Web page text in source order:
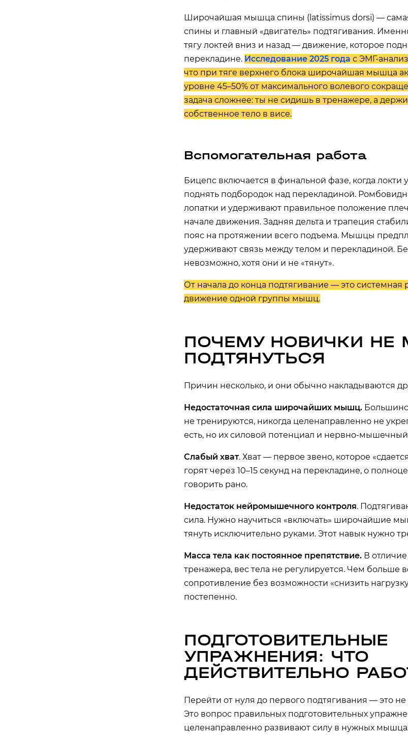
Широчайшая мышца спины (latissimus dorsi) —
спины и главный «двигатель» подтягивания.
тягу локтей вниз и назад — движение, которое
перекладине. Исследование 2025 года с ЭМГ-
что при тяге верхнего блока широчайшая мышца
уровне 45–50% от максимального волевого
задача сложнее: ты не сидишь в тренажере, а
собственное тело в висе.
Вспомогательная работа
Бицепс включается в финальной фазе, когда локти
поднять подбородок над перекладиной.
лопатки и удерживают правильное положение
начале движения. Задняя дельта и трапеция
пояс на протяжении всего подъема. Мышцы
удерживают связь между телом и перекладиной.
невозможно, хотя они и не «тянут».
От начала до конца подтягивание — это системная
движение одной группы мышц.
ПОЧЕМУ НОВИЧКИ НЕ
ПОДТЯНУТЬСЯ
Причин несколько, и они обычно накладываются
Недостаточная сила широчайших мышц.
не тренируются, никогда целенаправленно не
есть, но их силовой потенциал и нервно-
Слабый хват. Хват — первое звено, которое
горят через 10–15 секунд на перекладине, о
говорить рано.
Недостаток нейромышечного контроля.
сила. Нужно научиться «включать» широчайшие
тянуть исключительно руками. Этот навык нужно
Масса тела как постоянное препятствие. В
тренажера, вес тела не регулируется. Чем больше
сопротивление без возможности «снизить
постепенно.
ПОДГОТОВИТЕЛЬНЫЕ
УПРАЖНЕНИЯ: ЧТО
ДЕЙСТВИТЕЛЬНО
Перейти от нуля до первого подтягивания — это
Это вопрос правильных подготовительных
целенаправленно развивают силу в нужных